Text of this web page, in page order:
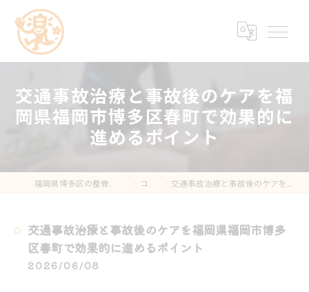
交通事故治療と事故後のケアを福
岡県福岡市博多区春町で効果的に
進めるポイント
コラム 交通事故治療と事故後のケアを福岡県福岡市博多区春町で効果的に進めるポイント
交通事故治療と事故後のケアを福岡県福岡市博多
区春町で効果的に進めるポイント
2026/06/08